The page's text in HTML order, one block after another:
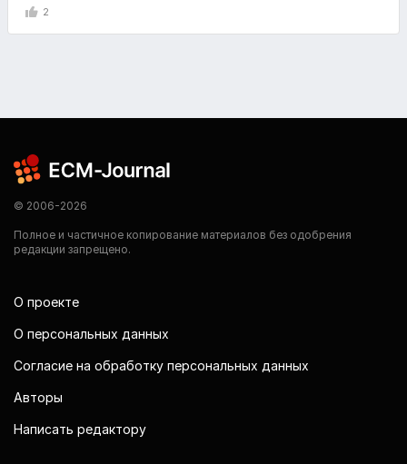
2
© 2006-2026
Полное и частичное копирование материалов без одобрения
редакции запрещено.
О проекте
О персональных данных
Согласие на обработку персональных данных
Авторы
Написать редактору